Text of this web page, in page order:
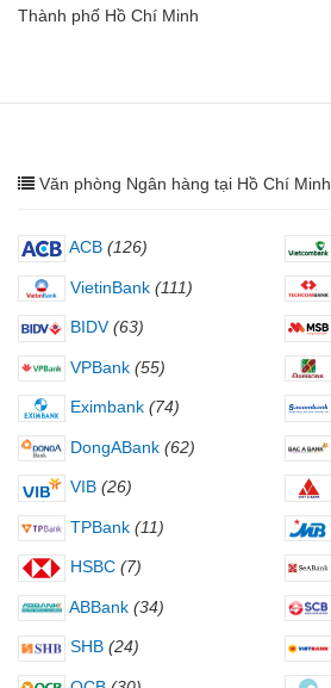
Thành phố Hồ Chí Minh
Văn phòng Ngân hàng tại Hồ Chí Minh
ACB (126)
VietinBank (111)
BIDV (63)
VPBank (55)
Eximbank (74)
DongABank (62)
VIB (26)
TPBank (11)
HSBC (7)
ABBank (34)
SHB (24)